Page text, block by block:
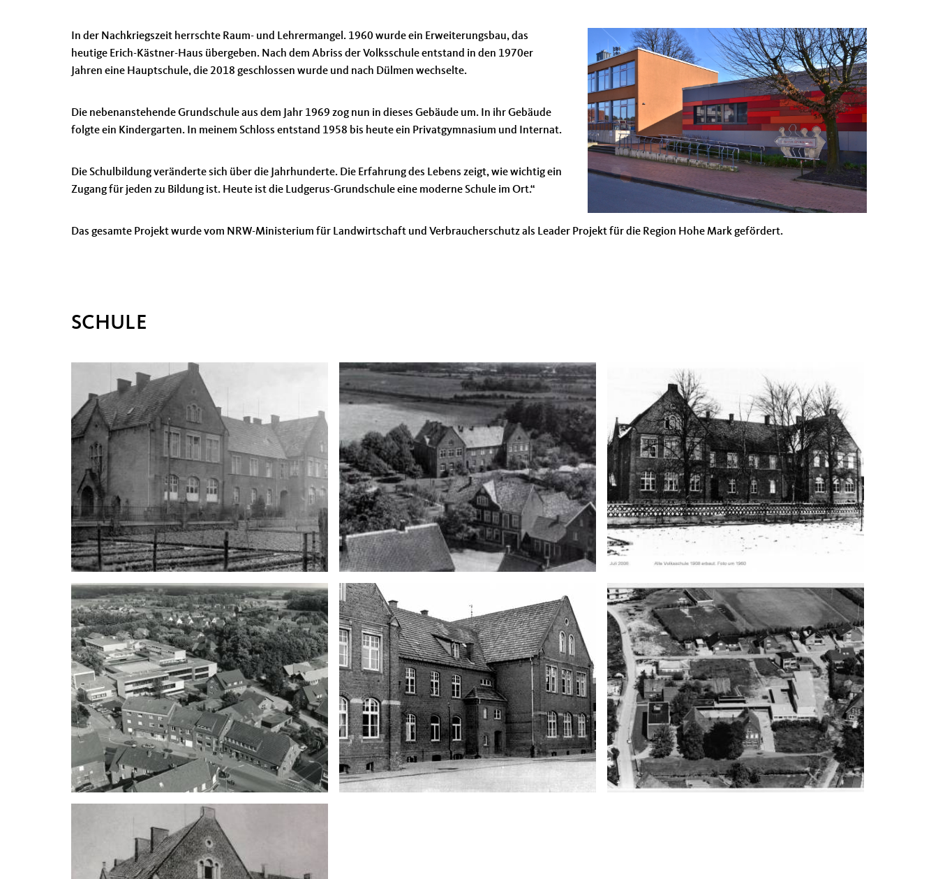
In der Nachkriegszeit herrschte Raum- und Lehrermangel. 1960 wurde ein Erweiterungsbau, das
heutige Erich-Kästner-Haus übergeben. Nach dem Abriss der Volksschule entstand in den 1970er
Jahren eine Hauptschule, die 2018 geschlossen wurde und nach Dülmen wechselte.
Die nebenanstehende Grundschule aus dem Jahr 1969 zog nun in dieses Gebäude um. In ihr Gebäude
folgte ein Kindergarten. In meinem Schloss entstand 1958 bis heute ein Privatgymnasium und Internat.
Die Schulbildung veränderte sich über die Jahrhunderte. Die Erfahrung des Lebens zeigt, wie wichtig ein
Zugang für jeden zu Bildung ist. Heute ist die Ludgerus-Grundschule eine moderne Schule im Ort.“
Das gesamte Projekt wurde vom NRW-Ministerium für Landwirtschaft und Verbraucherschutz als Leader Projekt für die Region Hohe Mark gefördert.
SCHULE